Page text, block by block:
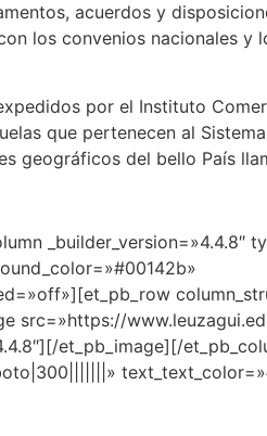
acuerdos y
los convenios nacionales y
por el Instituto
que pertenecen al
geográficos del bello País
_builder_version=»4.4.8″
src=»https://
et_pb_image][/